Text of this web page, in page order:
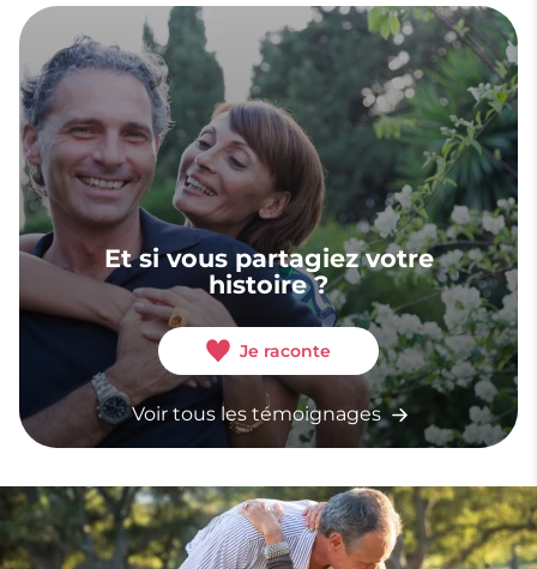
Et si vous partagiez votre
histoire ?
Je raconte
Voir tous les témoignages